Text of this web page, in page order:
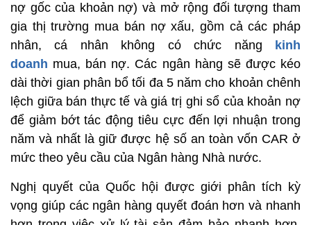
nợ gốc của khoản nợ) và mở rộng đối tượng tham
gia thị trường mua bán nợ xấu, gồm cả các pháp
nhân, cá nhân không có chức năng
kinh
doanh mua, bán nợ. Các ngân hàng sẽ được kéo
dài thời gian phân bổ tối đa 5 năm cho khoản chênh
lệch giữa bán thực tế và giá trị ghi sổ của khoản nợ
để giảm bớt tác động tiêu cực đến lợi nhuận trong
năm và nhất là giữ được hệ số an toàn vốn CAR ở
mức theo yêu cầu của Ngân hàng Nhà nước.
Nghị quyết của Quốc hội được giới phân tích kỳ
vọng giúp các ngân hàng quyết đoán hơn và nhanh